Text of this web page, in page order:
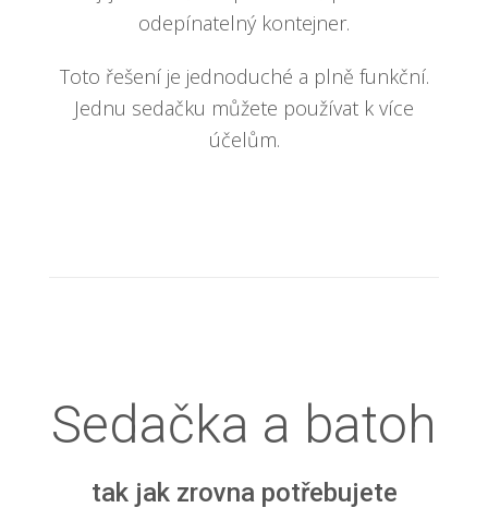
odepínatelný kontejner.
Toto řešení je jednoduché a plně funkční.
Jednu sedačku můžete používat k více
účelům.
Sedačka a batoh
tak jak zrovna potřebujete